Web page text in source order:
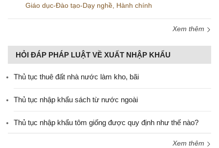
Giáo dục-Đào tạo-Dạy nghề, Hành chính
Xem thêm
HỎI ĐÁP PHÁP LUẬT VỀ XUẤT NHẬP KHẨU
Thủ tục thuê đất nhà nước làm kho, bãi
Thủ tục nhập khẩu sách từ nước ngoài
Thủ tục nhập khẩu tôm giống được quy định như thế nào?
Xem thêm